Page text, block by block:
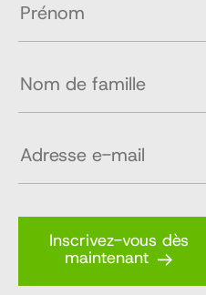
Inscrivez-vous dès
maintenant